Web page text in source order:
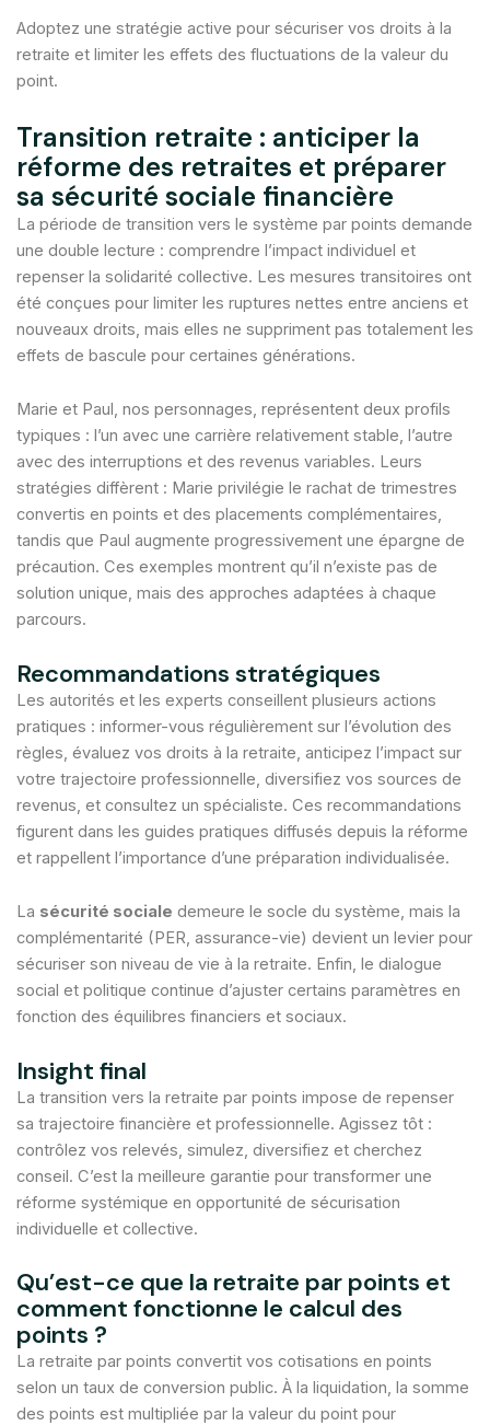
Adoptez une stratégie active pour sécuriser vos droits à la
retraite et limiter les effets des fluctuations de la valeur du
point.
Transition retraite : anticiper la
réforme des retraites et préparer
sa sécurité sociale financière
La période de transition vers le système par points demande
une double lecture : comprendre l’impact individuel et
repenser la solidarité collective. Les mesures transitoires ont
été conçues pour limiter les ruptures nettes entre anciens et
nouveaux droits, mais elles ne suppriment pas totalement les
effets de bascule pour certaines générations.
Marie et Paul, nos personnages, représentent deux profils
typiques : l’un avec une carrière relativement stable, l’autre
avec des interruptions et des revenus variables. Leurs
stratégies diffèrent : Marie privilégie le rachat de trimestres
convertis en points et des placements complémentaires,
tandis que Paul augmente progressivement une épargne de
précaution. Ces exemples montrent qu’il n’existe pas de
solution unique, mais des approches adaptées à chaque
parcours.
Recommandations stratégiques
Les autorités et les experts conseillent plusieurs actions
pratiques : informer-vous régulièrement sur l’évolution des
règles, évaluez vos droits à la retraite, anticipez l’impact sur
votre trajectoire professionnelle, diversifiez vos sources de
revenus, et consultez un spécialiste. Ces recommandations
figurent dans les guides pratiques diffusés depuis la réforme
et rappellent l’importance d’une préparation individualisée.
La sécurité sociale demeure le socle du système, mais la
complémentarité (PER, assurance-vie) devient un levier pour
sécuriser son niveau de vie à la retraite. Enfin, le dialogue
social et politique continue d’ajuster certains paramètres en
fonction des équilibres financiers et sociaux.
Insight final
La transition vers la retraite par points impose de repenser
sa trajectoire financière et professionnelle. Agissez tôt :
contrôlez vos relevés, simulez, diversifiez et cherchez
conseil. C’est la meilleure garantie pour transformer une
réforme systémique en opportunité de sécurisation
individuelle et collective.
Qu’est-ce que la retraite par points et
comment fonctionne le calcul des
points ?
La retraite par points convertit vos cotisations en points
selon un taux de conversion public. À la liquidation, la somme
des points est multipliée par la valeur du point pour